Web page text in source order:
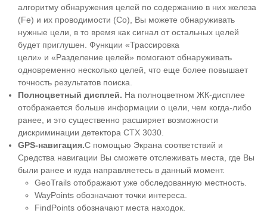
алгоритму обнаружения целей по содержанию в них железа
(Fe) и их проводимости (Co), Вы можете обнаруживать
нужные цели, в то время как сигнал от остальных целей
будет приглушен. Функции «Трассировка
цели» и «Разделение целей» помогают обнаруживать
одновременно несколько целей, что еще более повышает
точность результатов поиска.
Полноцветный дисплей. На полноцветном ЖК-дисплее
отображается больше информации о цели, чем когда-либо
ранее, и это существенно расширяет возможности
дискриминации детектора CTX 3030.
GPS-навигация.С помощью Экрана соответствий и
Средства навигации Вы сможете отслеживать места, где Вы
были ранее и куда направляетесь в данный момент.
GeoTrails отображают уже обследованную местность.
WayPoints обозначают точки интереса.
FindPoints обозначают места находок.